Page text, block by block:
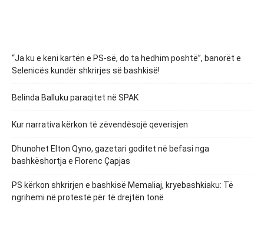
“Ja ku e keni kartën e PS-së, do ta hedhim poshtë”, banorët e
Selenicës kundër shkrirjes së bashkisë!
Belinda Balluku paraqitet në SPAK
Kur narrativa kërkon të zëvendësojë qeverisjen
Dhunohet Elton Qyno, gazetari goditet në befasi nga
bashkëshortja e Florenc Çapjas
PS kërkon shkrirjen e bashkisë Memaliaj, kryebashkiaku: Të
ngrihemi në protestë për të drejtën tonë